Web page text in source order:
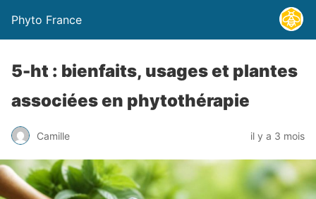
Phyto France
5-ht : bienfaits, usages et plantes
associées en phytothérapie
Camille il y a 3 mois